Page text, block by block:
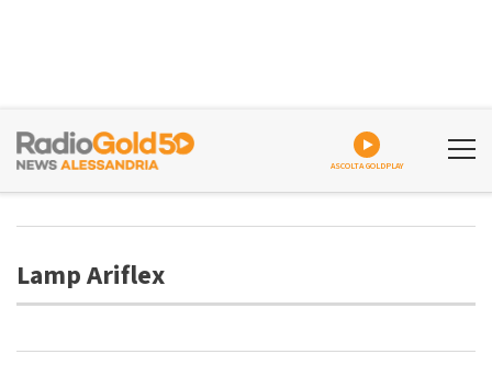
ASCOLTA GOLDPLAY
Lamp Ariflex